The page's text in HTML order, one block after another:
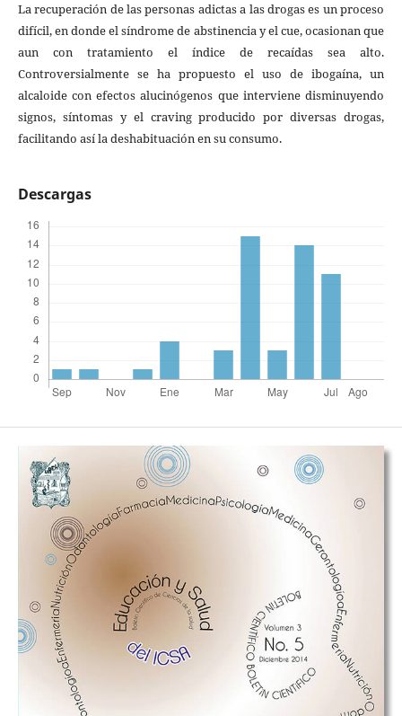
La recuperación de las personas adictas a las drogas es un proceso
difícil, en donde el síndrome de abstinencia y el cue, ocasionan que
aun con tratamiento el índice de recaídas sea alto.
Controversialmente se ha propuesto el uso de ibogaína, un
alcaloide con efectos alucinógenos que interviene disminuyendo
signos, síntomas y el craving producido por diversas drogas,
facilitando así la deshabituación en su consumo.
Descargas